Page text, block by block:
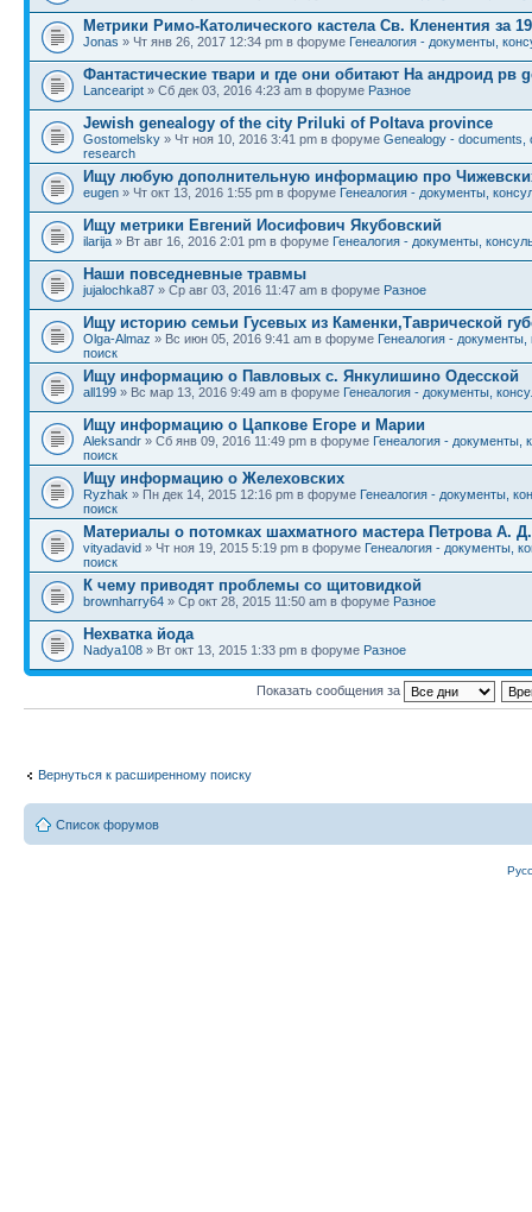
Метрики Римо-Католического кастела Св. Кленентия за
Jonas » Чт янв 26, 2017 12:34 pm в форуме Генеалогия - документы,
Фантастические твари и где они обитают На андроид рв
Lanceaript » Сб дек 03, 2016 4:23 am в форуме Разное
Jewish genealogy of the city Priluki of Poltava province
Gostomelsky » Чт ноя 10, 2016 3:41 pm в форуме Genealogy - documents,
research
Ищу любую дополнительную информацию про
eugen » Чт окт 13, 2016 1:55 pm в форуме Генеалогия - документы,
Ищу метрики Евгений Иосифович Якубовский
ilarija » Вт авг 16, 2016 2:01 pm в форуме Генеалогия - документы,
Наши повседневные травмы
jujalochka87 » Ср авг 03, 2016 11:47 am в форуме Разное
Ищу историю семьи Гусевых из Каменки,Таврической
Olga-Almaz » Вс июн 05, 2016 9:41 am в форуме Генеалогия - документы,
поиск
Ищу информацию о Павловых с. Янкулишино Одесской
all199 » Вс мар 13, 2016 9:49 am в форуме Генеалогия - документы,
Ищу информацию о Цапкове Егоре и Марии
Aleksandr » Сб янв 09, 2016 11:49 pm в форуме Генеалогия - документы,
поиск
Ищу информацию о Желеховских
Ryzhak » Пн дек 14, 2015 12:16 pm в форуме Генеалогия - документы,
поиск
Материалы о потомках шахматного мастера Петрова А. Д.
vityadavid » Чт ноя 19, 2015 5:19 pm в форуме Генеалогия - документы,
поиск
К чему приводят проблемы со щитовидкой
brownharry64 » Ср окт 28, 2015 11:50 am в форуме Разное
Нехватка йода
Nadya108 » Вт окт 13, 2015 1:33 pm в форуме Разное
Показать сообщения за
Вернуться к расширенному поиску
Список форумов